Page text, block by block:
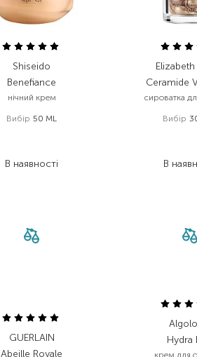
Shiseido
Benefiance
нічний крем
Вибір 50 ML
В наявності
Ceramide
сироватка
Вибір
В
GUERLAIN
Abeille Royale
Hydra
крем для